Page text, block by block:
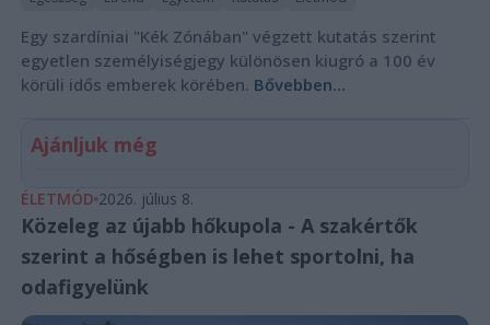
Egy szardíniai "Kék Zónában" végzett kutatás szerint
egyetlen személyiségjegy különösen kiugró a 100 év
körüli idős emberek körében. Bővebben...
Ajánljuk még
ÉLETMÓD 2026. július 8.
Közeleg az újabb hőkupola - A szakértők
szerint a hőségben is lehet sportolni, ha
odafigyelünk